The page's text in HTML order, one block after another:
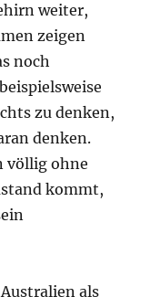
weiter,
zeigen
noch
zu denken,
denken.
völlig ohne
kommt,
als